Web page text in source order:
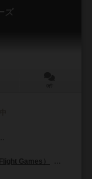
ズ
Games）